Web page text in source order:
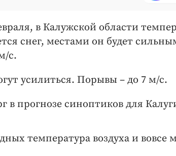
в Калужской области
снег, местами он будет
с.
усилиться. Порывы – до 7 м/с.
в прогнозе синоптиков для
температура воздуха и вовсе